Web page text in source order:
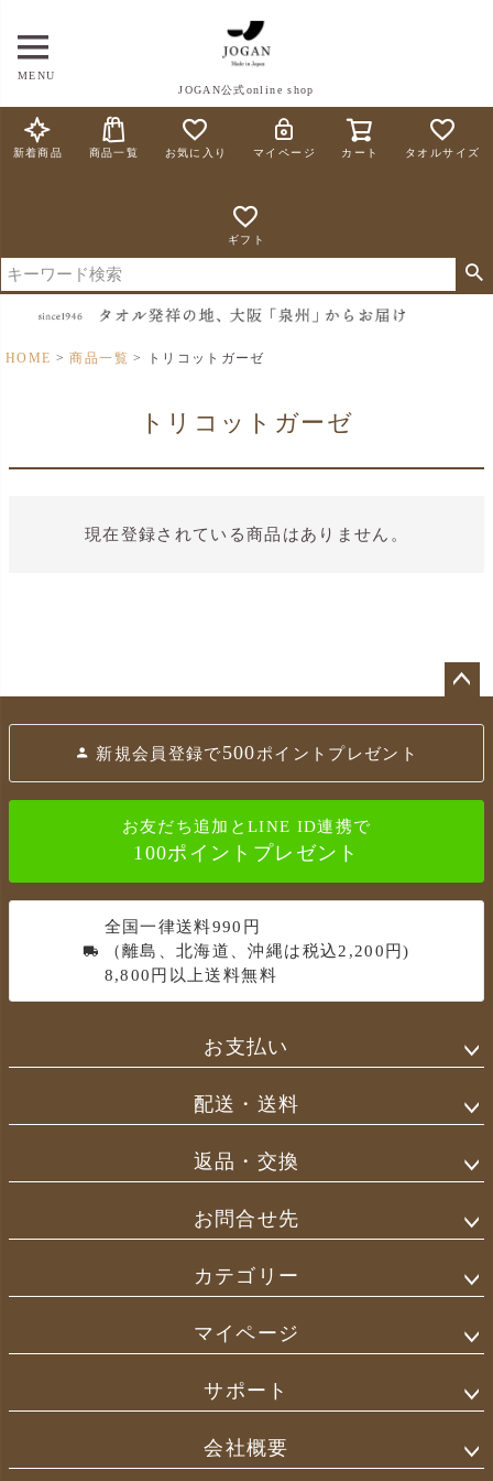
MENU
JOGAN公式online shop
新着商品 商品一覧 お気に入り マイページ カート タオルサイズ
ギフト
HOME 商品一覧 トリコットガーゼ
トリコットガーゼ
現在登録されている商品はありません。
ト
新規会員登録で500ポイントプレゼント
お友だち追加とLINE ID連携で
100ポイントプレゼント
全国一律送料990円
（離島、北海道、沖縄は税込2,200円)
8,800円以上送料無料
お支払い
配送・送料
返品・交換
お問合せ先
カテゴリー
マイページ
サポート
会社概要